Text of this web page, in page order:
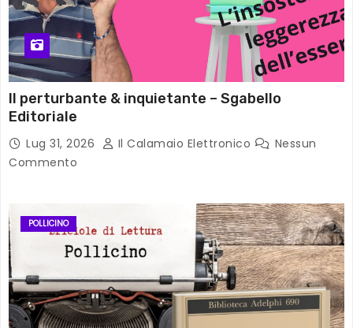
Il perturbante & inquietante – Sgabello
Editoriale
Lug 31, 2026 Il Calamaio Elettronico
Nessun
Commento
POLLICINO